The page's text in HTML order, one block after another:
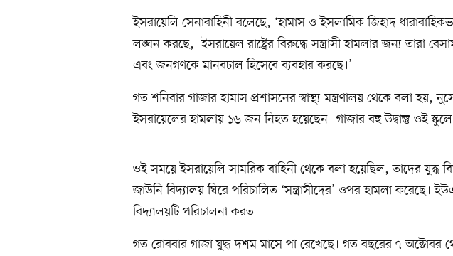
ইসরায়েলি সেনাবাহিনী বলেছে, ‘হামাস ও ইসলামিক জিহাদ
লঙ্ঘন করছে, ইসরায়েল রাষ্ট্রের বিরুদ্ধে সন্ত্রাসী হামলার জন্য তারা
এবং জনগণকে মানবঢাল হিসেবে ব্যবহার করছে।’
গত শনিবার গাজার হামাস প্রশাসনের স্বাস্থ্য মন্ত্রণালয় থেকে বলা হয়,
ইসরায়েলের হামলায় ১৬ জন নিহত হয়েছেন। গাজার বহু উদ্বাস্তু ওই
ওই সময়ে ইসরায়েলি সামরিক বাহিনী থেকে বলা হয়েছিল, তাদের যুদ্ধ
জাউনি বিদ্যালয় ঘিরে পরিচালিত ‘সন্ত্রাসীদের’ ওপর হামলা করেছে।
বিদ্যালয়টি পরিচালনা করত।
গত রোববার গাজা যুদ্ধ দশম মাসে পা রেখেছে। গত বছরের ৭